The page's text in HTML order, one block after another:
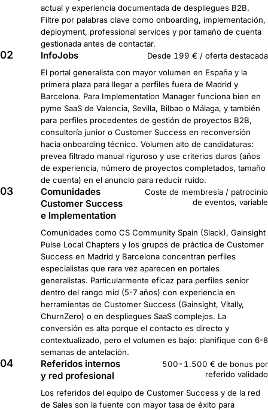
actual y experiencia documentada de despliegues B2B.
Filtre por palabras clave como onboarding, implementación,
deployment, professional services y por tamaño de cuenta
gestionada antes de contactar.
02 InfoJobs
Desde 199 € / oferta destacada
El portal generalista con mayor volumen en España y la
primera plaza para llegar a perfiles fuera de Madrid y
Barcelona. Para Implementation Manager funciona bien en
pyme SaaS de Valencia, Sevilla, Bilbao o Málaga, y también
para perfiles procedentes de gestión de proyectos B2B,
consultoría junior o Customer Success en reconversión
hacia onboarding técnico. Volumen alto de candidaturas:
prevea filtrado manual riguroso y use criterios duros (años
de experiencia, número de proyectos completados, tamaño
de cuenta) en el anuncio para reducir ruido.
03
Comunidades
Customer Success
e Implementation
Coste de membresía / patrocinio
de eventos, variable
Comunidades como CS Community Spain (Slack), Gainsight
Pulse Local Chapters y los grupos de práctica de Customer
Success en Madrid y Barcelona concentran perfiles
especialistas que rara vez aparecen en portales
generalistas. Particularmente eficaz para perfiles senior
dentro del rango mid (5-7 años) con experiencia en
herramientas de Customer Success (Gainsight, Vitally,
ChurnZero) o en despliegues SaaS complejos. La
conversión es alta porque el contacto es directo y
contextualizado, pero el volumen es bajo: planifique con 6-8
semanas de antelación.
04
Referidos internos
y red profesional
500-1.500 € de bonus por
referido validado
Los referidos del equipo de Customer Success y de la red
de Sales son la fuente con mayor tasa de éxito para